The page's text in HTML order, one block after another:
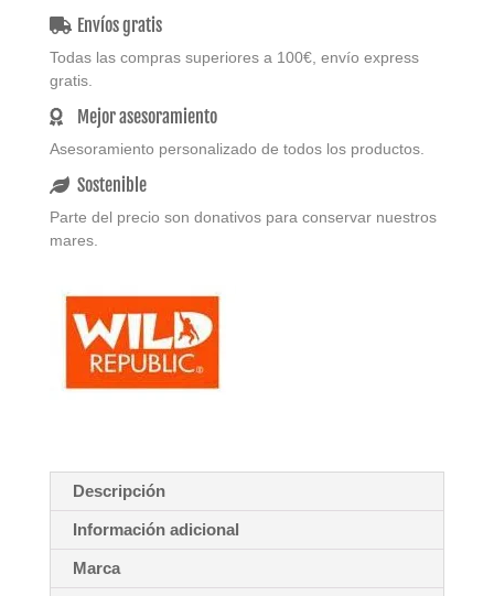
Envíos gratis
Todas las compras superiores a 100€, envío express
gratis.
Mejor asesoramiento
Asesoramiento personalizado de todos los productos.
Sostenible
Parte del precio son donativos para conservar nuestros
mares.
Descripción
Información adicional
Marca